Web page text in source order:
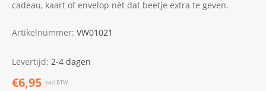
cadeau, kaart of envelop nèt dat beetje extra te geven.
Artikelnummer: VW01021
Levertijd: 2-4 dagen
€6,95 excl.BTW